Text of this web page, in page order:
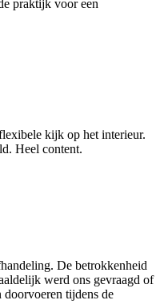
praktijk voor een
kijk op het interieur.
Heel content.
De betrokkenheid
werd ons gevraagd of
tijdens de